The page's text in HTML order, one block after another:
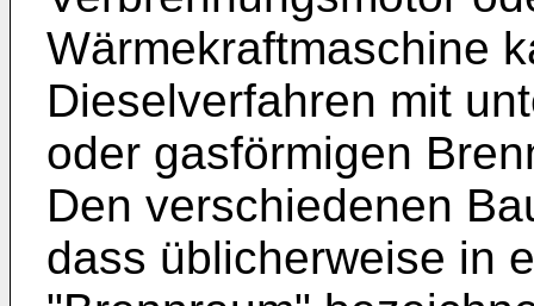
Wärmekraftmaschine
Dieselverfahren mit
oder gasförmigen
Den verschiedenen
dass üblicherweise in